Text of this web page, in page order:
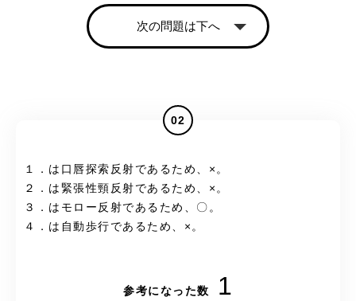
次の問題は下へ
02
１．は口唇探索反射であるため、×。
２．は緊張性頸反射であるため、×。
３．はモロー反射であるため、〇。
４．は自動歩行であるため、×。
参考になった数 1